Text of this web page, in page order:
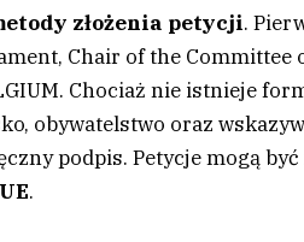
złożenia petycji.
Chair of the Committee
Chociaż nie istnieje
obywatelstwo oraz
podpis. Petycje mogą
.